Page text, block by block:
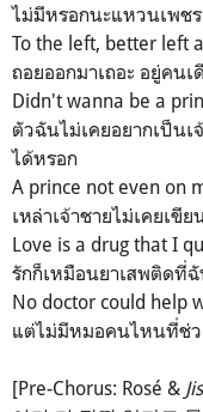
ไม่มีหรอกนะแหวนเพช
To the left, better left
ถอยออกมาเถอะ อยู่คนเ
Didn't wanna be a
ตัวฉันไม่เคยอยากเป็นเ
ได้หรอก
A prince not even on
เหล่าเจ้าชายไม่เคยเขี
Love is a drug that I
รักก็เหมือนยาเสพติดที่
No doctor could help
แต่ไม่มีหมอคนไหนที่ช่
[Pre-Chorus: Rosé &